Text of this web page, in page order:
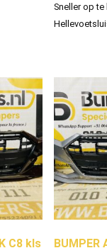
Sneller op te
C8 kls
BUMPER